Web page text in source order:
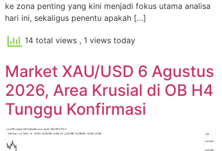
ke zona penting yang kini menjadi fokus utama analisa
hari ini, sekaligus penentu apakah […]
14 total views , 1 views today
Market XAU/USD 6 Agustus
2026, Area Krusial di OB H4
Tunggu Konfirmasi